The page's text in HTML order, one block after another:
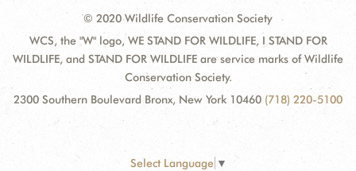
© 2020 Wildlife Conservation Society
WCS, the "W" logo, WE STAND FOR WILDLIFE, I STAND FOR
WILDLIFE, and STAND FOR WILDLIFE are service marks of Wildlife
Conservation Society.
2300 Southern Boulevard Bronx, New York 10460 (718) 220-5100
Select Language ▼